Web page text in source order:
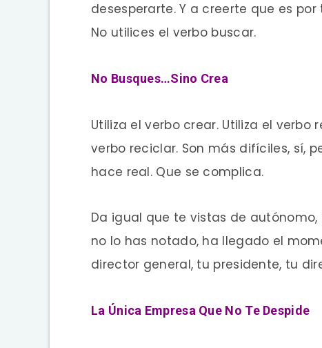
desesperarte. Y a creerte que es
No utilices el verbo buscar.
No Busques…Sino Crea
Utiliza el verbo crear. Utiliza el verbo
verbo reciclar. Son más difíciles, sí,
hace real. Que se complica.
Da igual que te vistas de
no lo has notado, ha llegado el
director general, tu presidente, tu
La Única Empresa Que No Te Despide